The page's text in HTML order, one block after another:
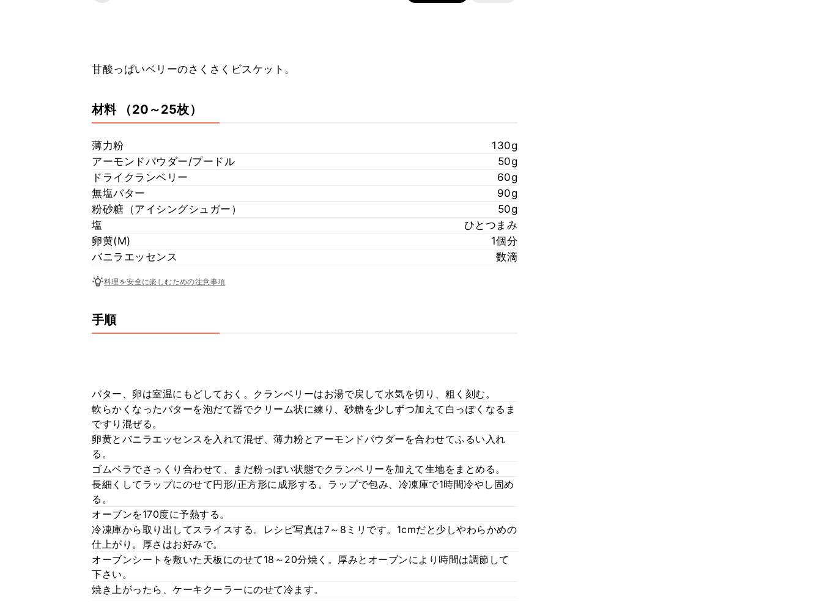
甘酸っぱいベリーのさくさくビスケット。
材料 （20～25枚）
薄力粉
130g
アーモンドパウダー/プードル
50g
ドライクランベリー
60g
無塩バター
90g
粉砂糖（アイシングシュガー）
50g
塩
ひとつまみ
卵黄(M)
1個分
バニラエッセンス
数滴
料理を安全に楽しむための注意事項
手順
バター、卵は室温にもどしておく。クランベリーはお湯で戻して水気を切り、粗く刻む。
軟らかくなったバターを泡だて器でクリーム状に練り、砂糖を少しずつ加えて白っぽくなるま
ですり混ぜる。
卵黄とバニラエッセンスを入れて混ぜ、薄力粉とアーモンドパウダーを合わせてふるい入れ
る。
ゴムベラでさっくり合わせて、まだ粉っぽい状態でクランベリーを加えて生地をまとめる。
長細くしてラップにのせて円形/正方形に成形する。ラップで包み、冷凍庫で1時間冷やし固め
る。
オーブンを170度に予熱する。
冷凍庫から取り出してスライスする。レシピ写真は7～8ミリです。1cmだと少しやわらかめの
仕上がり。厚さはお好みで。
オーブンシートを敷いた天板にのせて18～20分焼く。厚みとオーブンにより時間は調節して
下さい。
焼き上がったら、ケーキクーラーにのせて冷ます。